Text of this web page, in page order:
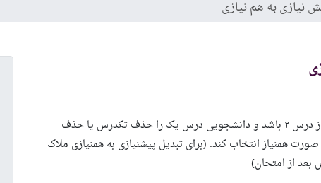
نیازی به هم نیازی
دانشجویان محترم توجه نمایند که، اگر درس ۱ پیشنیاز درس ۲ باشد و دانشجویی درس یک را حذف تکدرس یا حذف
باشند، نمی‌تواند درس ۱ و درس ۲ را به صورت همنیاز انتخاب کند. (برای تبدیل پیشنیازی به همنیازی ملاک
از امتحان)